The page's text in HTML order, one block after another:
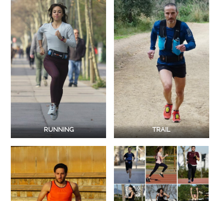
RUNNING TRAIL